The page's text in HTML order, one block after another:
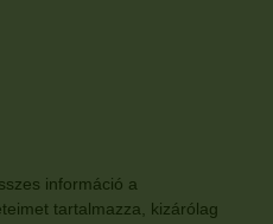
információ a
tartalmazza, kizárólag